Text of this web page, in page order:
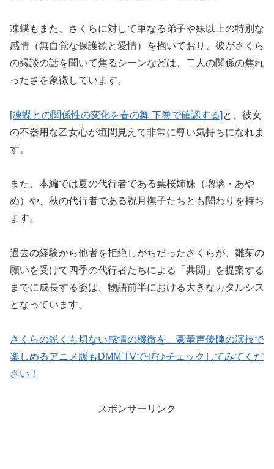
凍蝶もまた、さくらに対して単なる弟子や妹以上の特別な
感情（無自覚な保護欲と愛情）を抱いており、彼がさくら
の縁談の話を聞いて焦るシーンなどは、二人の関係の焦れ
ったさを象徴しています。
[凍蝶との関係性の変化を春の舞 下巻で確認する] と、彼女
の不器用な乙女心が垣間見えて非常に尊い気持ちになれま
す。
また、本編では夏の代行者である葉桜姉妹（瑠璃・あや
め）や、秋の代行者である祝月撫子たちとも関わりを持ち
ます。
過去の経験から他者を拒絶しがちだったさくらが、雛菊の
願いを受けて四季の代行者たちによる「共闘」を提案する
までに成長する姿は、物語前半における大きなカタルシス
となっています。
さくらの鋭くも切ない感情の機微を、豪華声優陣の演技で
楽しめるアニメ版もDMM TVでぜひチェックしてみてくだ
さい！
スポンサーリンク